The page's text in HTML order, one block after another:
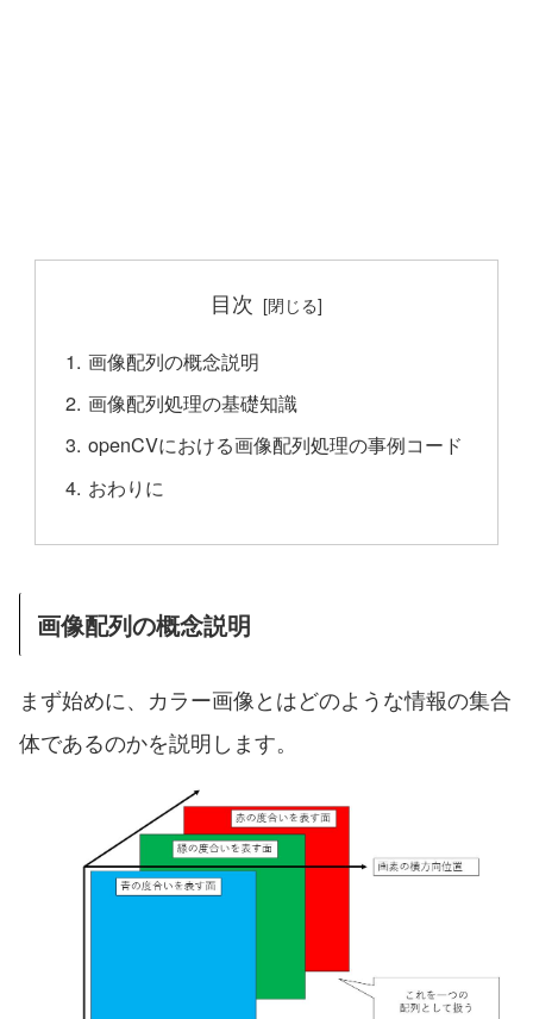
目次
画像配列の概念説明
画像配列処理の基礎知識
openCVにおける画像配列処理の事例コード
おわりに
画像配列の概念説明
まず始めに、カラー画像とはどのような情報の集合
体であるのかを説明します。